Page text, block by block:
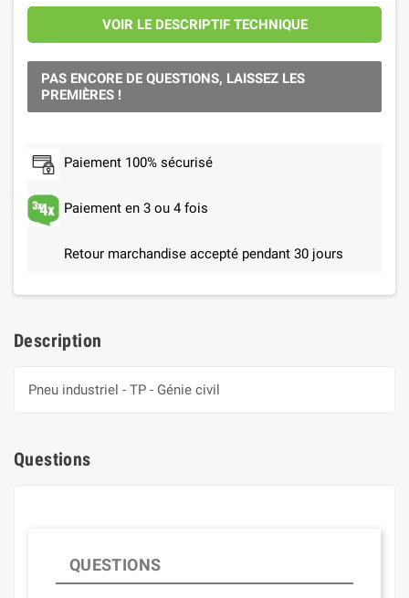
VOIR LE DESCRIPTIF TECHNIQUE
PAS ENCORE DE QUESTIONS, LAISSEZ LES
PREMIÈRES !
Paiement 100% sécurisé
Paiement en 3 ou 4 fois
Retour marchandise accepté pendant 30 jours
Description
Pneu industriel - TP - Génie civil
Questions
QUESTIONS